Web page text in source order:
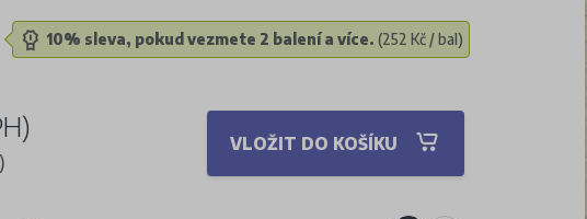
10% sleva, pokud vezmete 2 balení a více. (252 Kč / bal)
VLOŽIT DO KOŠÍKU